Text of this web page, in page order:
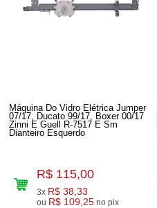
Máquina Do Vidro Elétrica Jumper
07/17, Ducato 99/17, Boxer 00/17
Zinni E Guell R-7517 E Sm
Dianteiro Esquerdo
R$ 115,00
3x R$ 38,33
ou R$ 109,25 no pix